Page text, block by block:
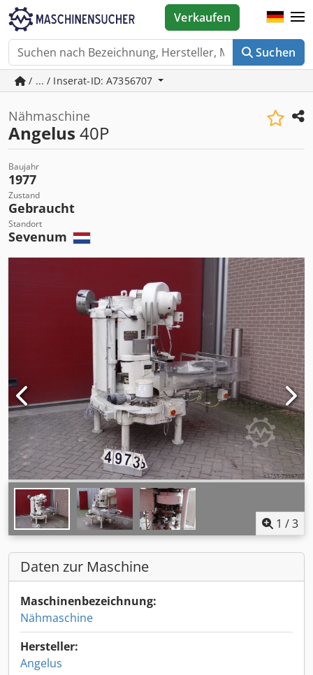
Suchen
Verkaufen
/ ... / Inserat-ID: A7356707
Nähmaschine
Angelus 40P
Baujahr
1977
Zustand
Gebraucht
Standort
Sevenum
1 /3
Daten zur Maschine
Maschinenbezeichnung:
Nähmaschine
Hersteller:
Angelus